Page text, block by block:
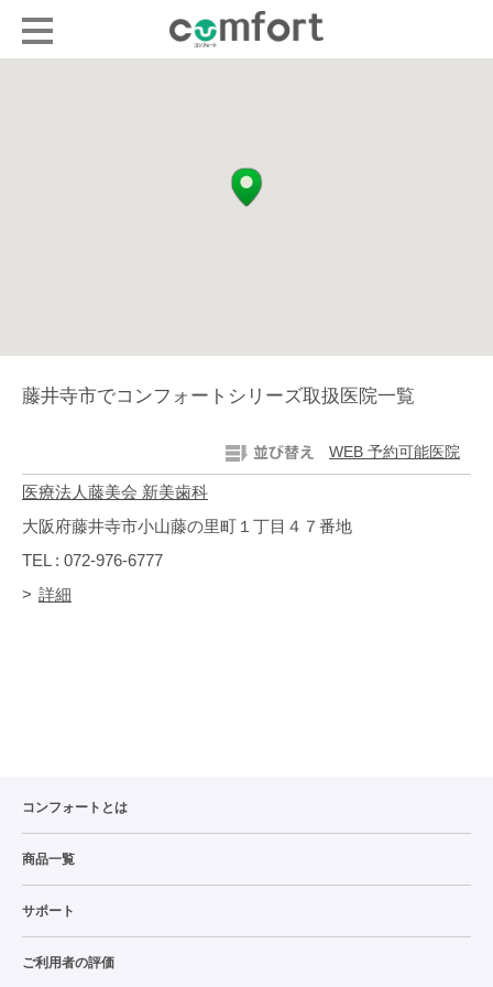
藤井寺市でコンフォートシリーズ取扱医院一覧
WEB 予約可能医院
医療法人藤美会 新美歯科
大阪府藤井寺市小山藤の里町１丁目４７番地
TEL : 072-976-6777
詳細
コンフォートとは
商品一覧
サポート
ご利用者の評価